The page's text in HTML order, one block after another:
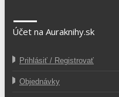
Účet na Auraknihy.sk
Prihlásiť / Registrovať
Objednávky